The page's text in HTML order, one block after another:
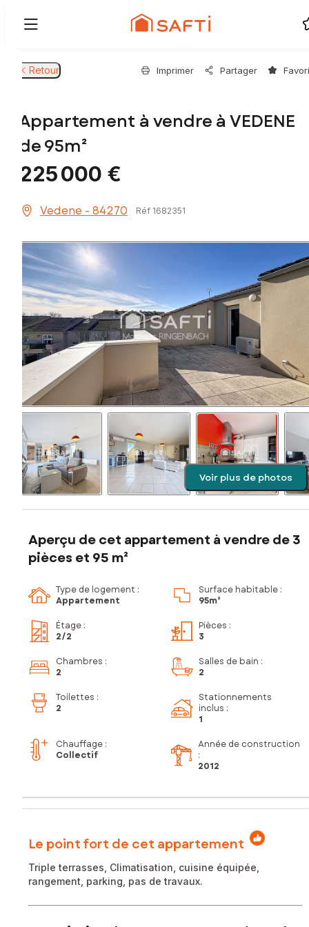
Retour Imprimer Partager
Appartement à vendre à VEDENE
de 95m²
225 000 €
Vedene - 84270 Réf 1682351
Voir plus de photos
Aperçu de cet appartement à vendre de 3
pièces et 95 m²
Type de logement :
Appartement
Surface habitable :
95m²
Étage :
2/2
Pièces :
3
Chambres :
2
Salles de bain :
2
Toilettes :
2
Stationnements
inclus :
1
Chauffage :
Collectif
Année de construction
:
2012
Le point fort de cet appartement
Triple terrasses, Climatisation, cuisine équipée,
rangement, parking, pas de travaux.